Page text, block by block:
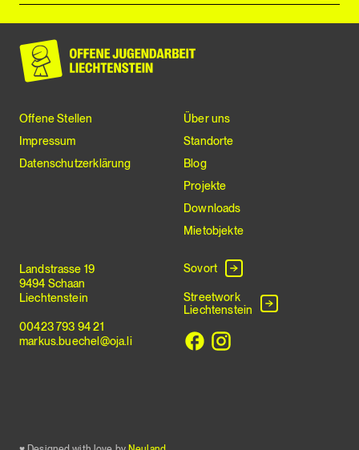
Landstrasse 19
9494 Schaan
Liechtenstein
00423 793 94 21
markus.buechel@oja.li
Über uns
Standorte
Blog
Projekte
Downloads
Mietobjekte
Offene Stellen
Impressum
Datenschutzerklärung
Sovort
Streetwork
Liechtenstein